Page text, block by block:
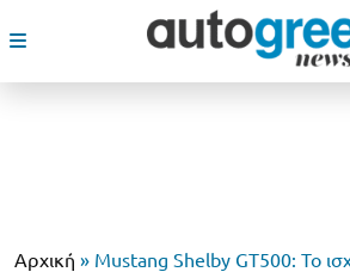
Αρχική » Mustang Shelby GT500: Το